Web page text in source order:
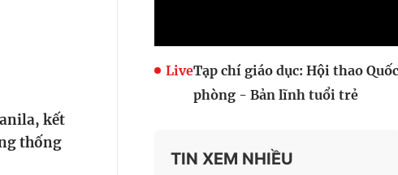
Cuộc đua xe đạp
kết
thống
LiveTạp chí giáo dục: Hội thao Quốc
phòng - Bản lĩnh tuổi trẻ
TIN XEM NHIỀU